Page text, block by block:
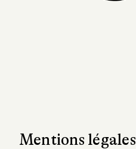
Mentions légales